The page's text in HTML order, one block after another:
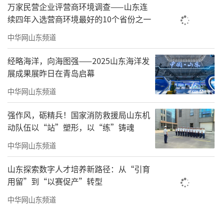
海尔产城创·云世界新春置业盛典狂欢来
袭
无需等待，壕礼提前开享
购房就送海尔空调、冰箱、洗衣机
烤箱、微波炉、吸尘器等家电好礼
还有购房优惠叠加享
新年安新家，美好不等待
海尔产城创·云世界
与您一起奔赴理想生活！
万家民营企业评营商环境调查——山东连
续四年入选营商环境最好的10个省份之一
中华网山东频道
经略海洋，向海图强——2025山东海洋发
展成果展昨日在青岛启幕
中华网山东频道
强作风，砺精兵！国家消防救援局山东机
动队伍以“站”塑形，以“练”铸魂
中华网山东频道
山东探索数字人才培养新路径：从“引育
用留”到“以赛促产”转型
中华网山东频道